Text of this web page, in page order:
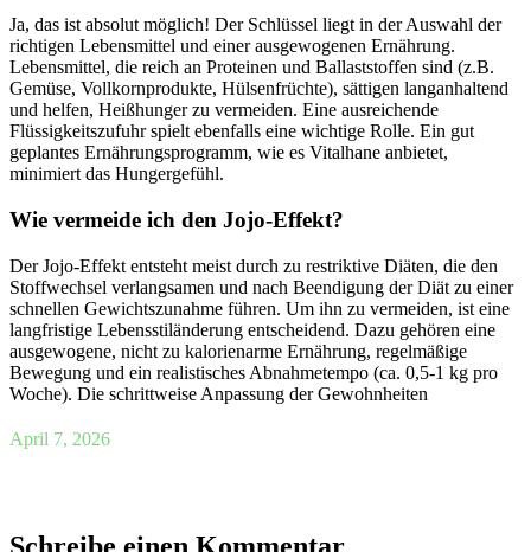
Ja, das ist absolut möglich! Der Schlüssel liegt in der Auswahl der
richtigen Lebensmittel und einer ausgewogenen Ernährung.
Lebensmittel, die reich an Proteinen und Ballaststoffen sind (z.B.
Gemüse, Vollkornprodukte, Hülsenfrüchte), sättigen langanhaltend
und helfen, Heißhunger zu vermeiden. Eine ausreichende
Flüssigkeitszufuhr spielt ebenfalls eine wichtige Rolle. Ein gut
geplantes Ernährungsprogramm, wie es Vitalhane anbietet,
minimiert das Hungergefühl.
Wie vermeide ich den Jojo-Effekt?
Der Jojo-Effekt entsteht meist durch zu restriktive Diäten, die den
Stoffwechsel verlangsamen und nach Beendigung der Diät zu einer
schnellen Gewichtszunahme führen. Um ihn zu vermeiden, ist eine
langfristige Lebensstiländerung entscheidend. Dazu gehören eine
ausgewogene, nicht zu kalorienarme Ernährung, regelmäßige
Bewegung und ein realistisches Abnahmetempo (ca. 0,5-1 kg pro
Woche). Die schrittweise Anpassung der Gewohnheiten
April 7, 2026
Schreibe einen Kommentar